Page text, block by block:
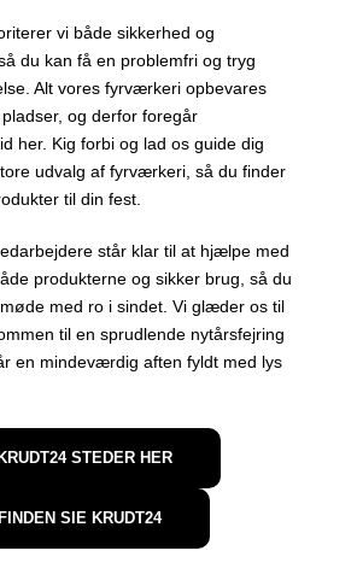
vi både sikkerhed og
du kan få en problemfri og tryg
Alt vores fyrværkeri opbevares
og derfor foregår
her. Kig forbi og lad os guide dig
udvalg af fyrværkeri, så du finder
til din fest.
står klar til at hjælpe med
produkterne og sikker brug, så du
med ro i sindet. Vi glæder os til
til en sprudlende nytårsfejring
en mindeværdig aften fyldt med lys
STEDER HER
SIE KRUDT24